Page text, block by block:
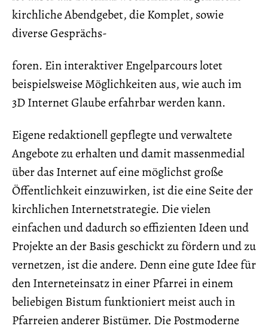
kirchliche Abendgebet, die Komplet, sowie
diverse Gesprächs-
foren. Ein interaktiver Engelparcours lotet
beispielsweise Möglichkeiten aus, wie auch im
3D Internet Glaube erfahrbar werden kann.
Eigene redaktionell gepflegte und verwaltete
Angebote zu erhalten und damit massenmedial
über das Internet auf eine möglichst große
Öffentlichkeit einzuwirken, ist die eine Seite der
kirchlichen Internetstrategie. Die vielen
einfachen und dadurch so effizienten Ideen und
Projekte an der Basis geschickt zu fördern und zu
vernetzen, ist die andere. Denn eine gute Idee für
den Interneteinsatz in einer Pfarrei in einem
beliebigen Bistum funktioniert meist auch in
Pfarreien anderer Bistümer. Die Postmoderne